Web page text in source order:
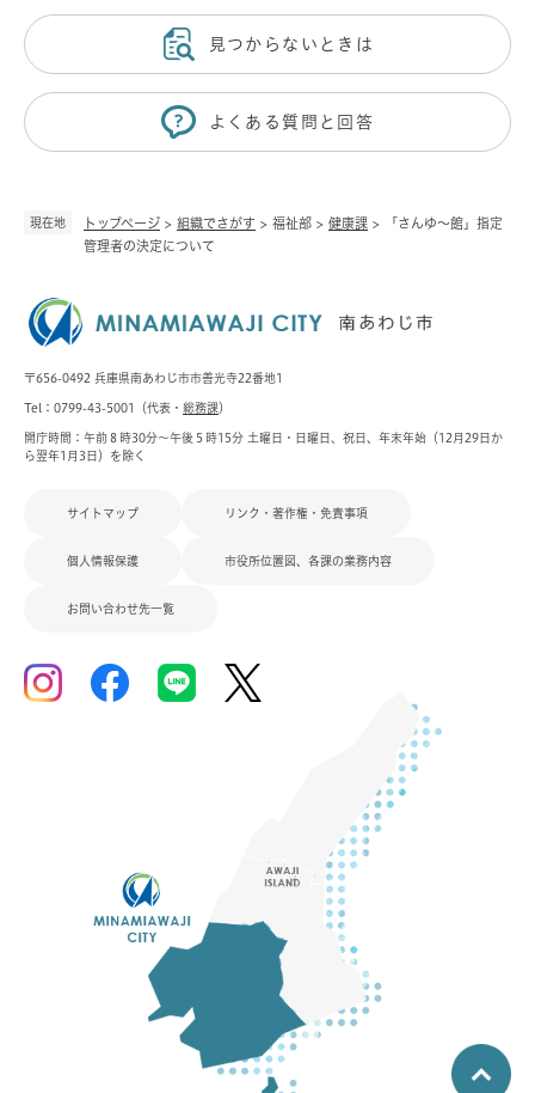
現在地 トップページ > 組織でさがす > 福祉部 > 健康課 >
「さんゆ～館」指定
管理者の決定について
見つからないときは
よくある質問と回答
〒656-0492 兵庫県南あわじ市市善光寺22番地1
Tel：0799-43-5001（代表・ 総務課）
開庁時間：午前８時30分～午後５時15分 土曜日・日曜日、祝日、年末年始（12月29日か
ら翌年1月3日）を除く
サイトマップ リンク・著作権・免責事項
個人情報保護 市役所位置図、各課の業務内容
お問い合わせ先一覧